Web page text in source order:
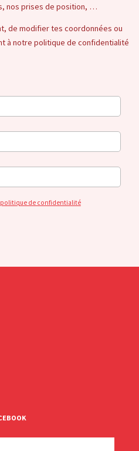
nos prises de position, …
de modifier tes coordonnées ou
à notre politique de confidentialité
politique de confidentialité